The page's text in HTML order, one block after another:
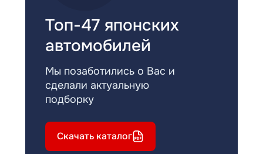
Топ-47 японских
автомобилей
Мы позаботились о Вас и
сделали актуальную
подборку
Скачать каталог